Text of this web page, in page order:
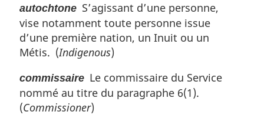
g
i
n
a
e
autochtone S’agissant d’une personne,
vise notamment toute personne issue
d’une première nation, un Inuit ou un
Métis. (Indigenous)
commissaire Le commissaire du Service
nommé au titre du paragraphe 6(1).
(Commissioner)